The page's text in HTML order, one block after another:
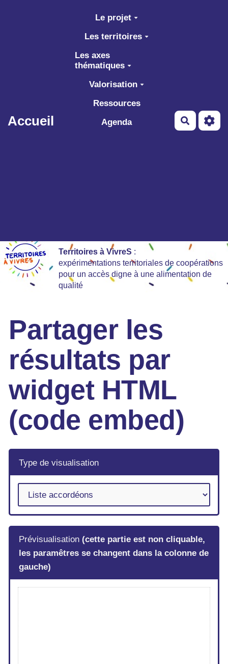
Aller au contenu principal
Accueil
Le projet
Les territoires
Les axes
thématiques
Valorisation
Ressources
Agenda
Territoires à VivreS :
expérimentations territoriales de coopérations
pour un accès digne à une alimentation de
qualité
Partager les
résultats par
widget HTML
(code embed)
Type de visualisation
Prévisualisation (cette partie est non cliquable,
les paramêtres se changent dans la colonne de
gauche)